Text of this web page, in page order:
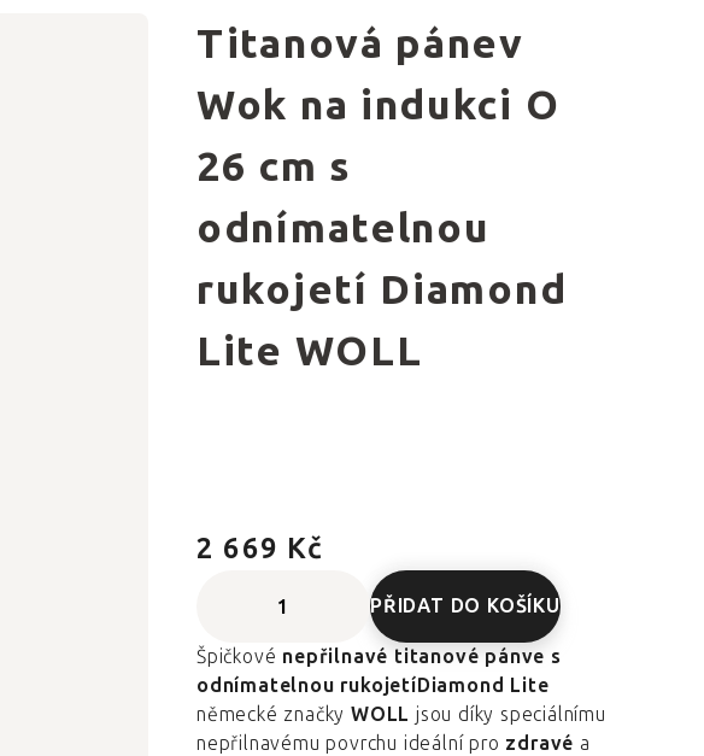
Titanová pánev
Wok na indukci O
26 cm s
odnímatelnou
rukojetí Diamond
Lite WOLL
2 669 Kč
PŘIDAT DO KOŠÍKU
Špičkové nepřilnavé titanové pánve s
odnímatelnou rukojetíDiamond Lite
německé značky WOLL jsou díky speciálnímu
nepřilnavému povrchu ideální pro zdravé a